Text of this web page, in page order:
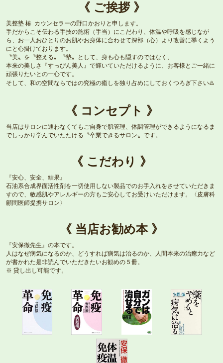
《 ご挨拶 》
美整塾 椿 カウンセラーの野口かおりと申します。
手だからこそ伝わる手技の施術（手当）にこだわり、体温や呼吸を感じなが
ら、お一人おひとりのお肌やお身体に合わせて深部（心）より改善に導くよう
にと心掛けております。
〝美〟を〝整える〟〝塾〟として、身も心も隠すのではなく、
本来の美しさ『すっぴん美人』で輝いていただけるように、お客様とご一緒に
頑張りたいとの一心です。
そして、和の空間ならではの究極の癒しを独り占めにしておくつろぎ下さい♨️
《 コンセプト 》
当店はサロンに通わなくてもご自身で肌管理、体調管理ができるようになるま
でしっかり学んでいたたける〝卒業できるサロン〟です。
《 こだわり 》
『安心、安全、結果』
石油系合成界面活性剤を一切使用しない製品でのお手入れをさせていただきま
すので、敏感肌やアレルギーの方もご安心してお受けいただけます。〈皮膚科
顧問医師提携サロン〉
《 当店お勧め本 》
『安保徹先生』の本です。
人はなぜ病気になるのか、どうすれば病気は治るのか、人間本来の治癒力など
が書かれた是非読んでいただきたいお勧めの５冊。
※ 貸し出し可能です。